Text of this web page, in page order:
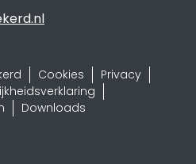
Cookies
Privacy
Downloads